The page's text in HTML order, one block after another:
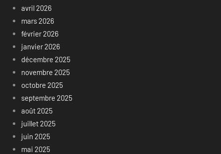
avril 2026
mars 2026
février 2026
janvier 2026
décembre 2025
novembre 2025
octobre 2025
septembre 2025
août 2025
juillet 2025
juin 2025
mai 2025